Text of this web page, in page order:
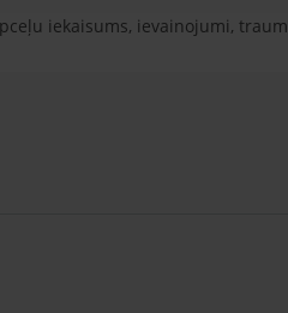
iekaisums, ievainojumi,